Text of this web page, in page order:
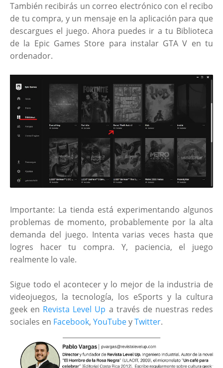
También recibirás un correo electrónico con el recibo
de tu compra, y un mensaje en la aplicación para que
descargues el juego. Ahora puedes ir a tu Biblioteca
de la Epic Games Store para instalar GTA V en tu
ordenador.
Importante: La tienda está experimentando algunos
problemas de momento, probablemente por la alta
demanda del juego. Intenta varias veces hasta que
logres hacer tu compra. Y, paciencia, el juego
realmente lo vale.
Sigue todo el acontecer y lo mejor de la industria de
videojuegos, la tecnología, los eSports y la cultura
geek en Revista Level Up a través de nuestras redes
sociales en Facebook, YouTubeyTwitter.